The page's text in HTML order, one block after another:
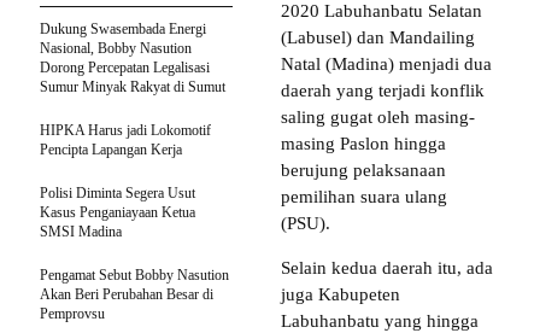
2020 Labuhanbatu Selatan
(Labusel) dan Mandailing
Natal (Madina) menjadi dua
daerah yang terjadi konflik
saling gugat oleh masing-
masing Paslon hingga
berujung pelaksanaan
pemilihan suara ulang
(PSU).
Selain kedua daerah itu, ada
juga Kabupeten
Labuhanbatu yang hingga
Dukung Swasembada Energi
Nasional, Bobby Nasution
Dorong Percepatan Legalisasi
Sumur Minyak Rakyat di Sumut
HIPKA Harus jadi Lokomotif
Pencipta Lapangan Kerja
Polisi Diminta Segera Usut
Kasus Penganiayaan Ketua
SMSI Madina
Pengamat Sebut Bobby Nasution
Akan Beri Perubahan Besar di
Pemprovsu